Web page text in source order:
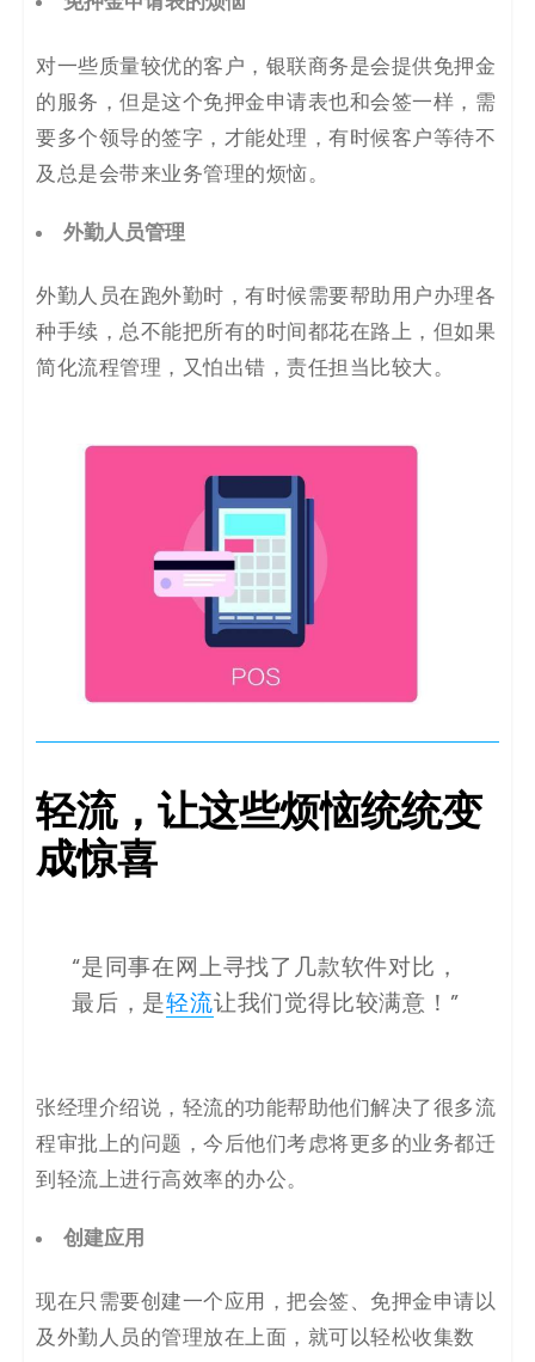
对一些质量较优的客户，银联商务是会提供免押金
的服务，但是这个免押金申请表也和会签一样，需
要多个领导的签字，才能处理，有时候客户等待不
及总是会带来业务管理的烦恼。
外勤人员管理
外勤人员在跑外勤时，有时候需要帮助用户办理各
种手续，总不能把所有的时间都花在路上，但如果
简化流程管理，又怕出错，责任担当比较大。
轻流，让这些烦恼统统变
成惊喜
“是同事在网上寻找了几款软件对比，
最后，是轻流让我们觉得比较满意！”
张经理介绍说，轻流的功能帮助他们解决了很多流
程审批上的问题，今后他们考虑将更多的业务都迁
到轻流上进行高效率的办公。
创建应用
现在只需要创建一个应用，把会签、免押金申请以
及外勤人员的管理放在上面，就可以轻松收集数